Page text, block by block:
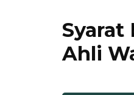
Syarat
Ahli